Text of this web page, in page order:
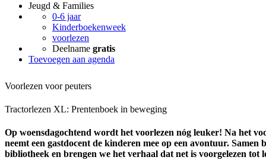
Jeugd & Families
0-6 jaar
Kinderboekenweek
voorlezen
Deelname gratis
Toevoegen aan agenda
Voorlezen voor peuters
Tractorlezen XL: Prentenboek in beweging
Op woensdagochtend wordt het voorlezen nóg leuker! Na het
neemt een gastdocent de kinderen mee op een avontuur. Samen
bibliotheek en brengen we het verhaal dat net is voorgelezen tot